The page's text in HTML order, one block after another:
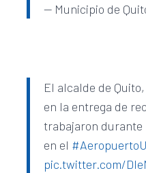
— Municipio de
El alcalde de
en la entrega de
trabajaron durante
en el
pic.twitter.com/